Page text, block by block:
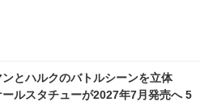
ンとハルクのバトルシーンを立体
ルスタチューが2027年7月発売へ 5